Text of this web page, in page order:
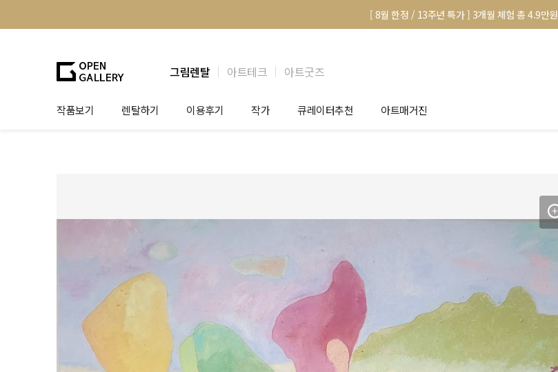
[ 8월 한정 / 13주년 특가 ] 3개월 체험 총 4.9만원
그림렌탈 아트테크 아트굿즈
작품보기 렌탈하기 이용후기 작가 큐레이터추천
테마별 추천
아트매거진